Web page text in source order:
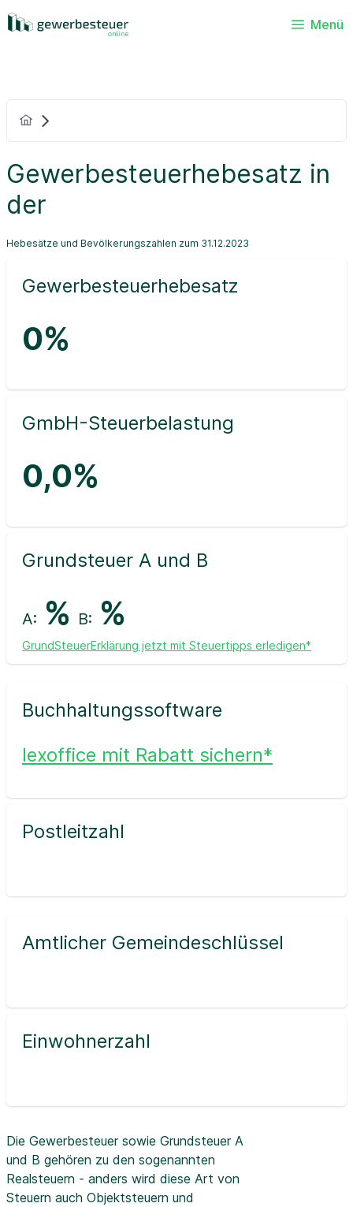
Menü
Gewerbesteuerhebesatz in
der
Hebesätze und Bevölkerungszahlen zum 31.12.2023
Gewerbesteuerhebesatz
0%
GmbH-Steuerbelastung
0,0%
Grundsteuer A und B
A: % B: %
GrundSteuerErklärung jetzt mit Steuertipps erledigen*
Buchhaltungssoftware
lexoffice mit Rabatt sichern*
Postleitzahl
Amtlicher Gemeindeschlüssel
Einwohnerzahl
Die Gewerbesteuer sowie Grundsteuer A
und B gehören zu den sogenannten
Realsteuern - anders wird diese Art von
Steuern auch Objektsteuern und